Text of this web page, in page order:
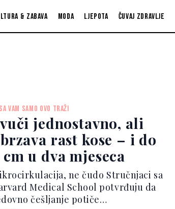
& zabava Moda Ljepota Čuvaj zdravlje
VAM SAMO OVO TRAŽI
jednostavno, ali
rast kose – i do
cm u dva mjeseca
ne čudo Stručnjaci sa
Medical School potvrđuju da
češljanje potiče